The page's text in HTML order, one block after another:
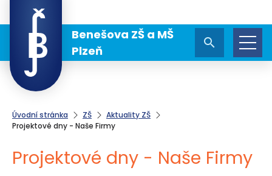
Benešova ZŠ a MŠ
Plzeň
Úvodní stránka ZŠ
Aktuality ZŠ
Projektové dny - Naše Firmy
Projektové dny - Naše Firmy